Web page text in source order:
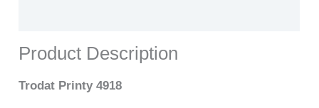
Product Description
Trodat Printy 4918